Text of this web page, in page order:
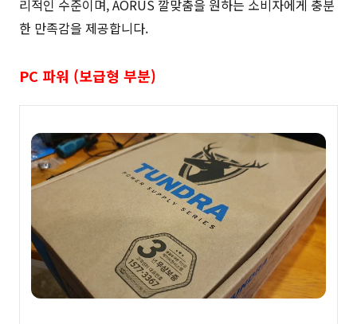
리적인 수준이며, AORUS 깔맞춤을 원하는 소비자에게 충분
한 만족감을 제공합니다.
PC 파워 (보급형 부분)